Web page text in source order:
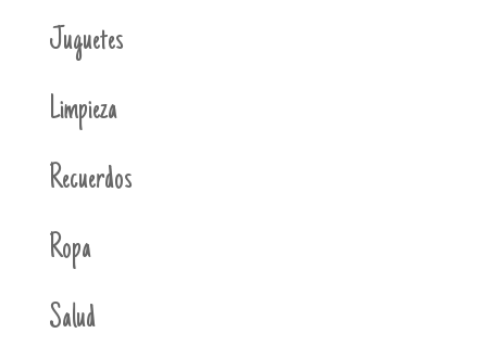
Juguetes
Limpieza
Recuerdos
Ropa
Salud